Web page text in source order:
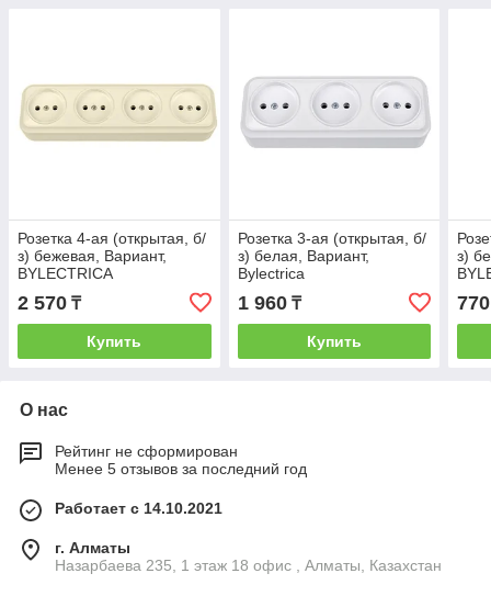
Розетка 4-ая (открытая, б/
з) бежевая, Вариант,
BYLECTRICA
2 570 ₸
Купить
Розетка 3-ая (открытая, б/
з) белая, Вариант,
Bylectrica
1 960₸
Купить
з)
770
О нас
Рейтинг не сформирован
Менее 5 отзывов за последний год
Работает с 14.10.2021
г. Алматы
Назарбаева 235, 1 этаж 18 офис , Алматы, Казахстан